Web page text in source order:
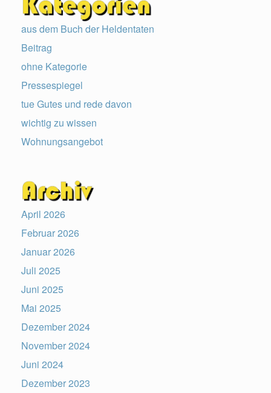
aus dem Buch der Heldentaten
Beitrag
ohne Kategorie
Pressespiegel
tue Gutes und rede davon
wichtig zu wissen
Wohnungsangebot
April 2026
Februar 2026
Januar 2026
Juli 2025
Juni 2025
Mai 2025
Dezember 2024
November 2024
Juni 2024
Dezember 2023